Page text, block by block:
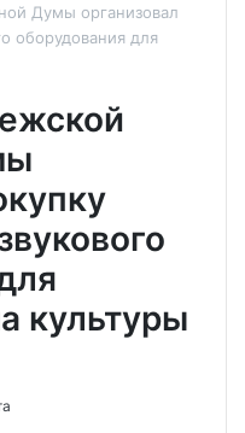
Думы организовал
оборудования для
культуры